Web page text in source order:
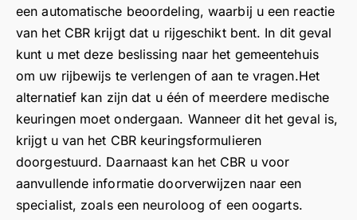
een automatische beoordeling, waarbij u een reactie
van het CBR krijgt dat u rijgeschikt bent. In dit geval
kunt u met deze beslissing naar het gemeentehuis
om uw rijbewijs te verlengen of aan te vragen.Het
alternatief kan zijn dat u één of meerdere medische
keuringen moet ondergaan. Wanneer dit het geval is,
krijgt u van het CBR keuringsformulieren
doorgestuurd. Daarnaast kan het CBR u voor
aanvullende informatie doorverwijzen naar een
specialist, zoals een neuroloog of een oogarts.